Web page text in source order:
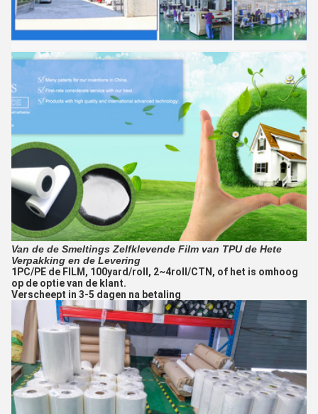
Van de de Smeltings Zelfklevende Film van TPU de Hete
Verpakking en de Levering
1PC/PE de FILM, 100yard/roll, 2~4roll/CTN, of het is omhoog
op de optie van de klant.
Verscheept in 3-5 dagen na betaling